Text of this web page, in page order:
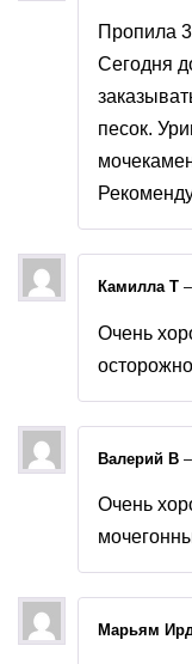
Пропила
Сегодня
песок.
Камилла Т –
Очень
Валерий В –
Очень
Марьям